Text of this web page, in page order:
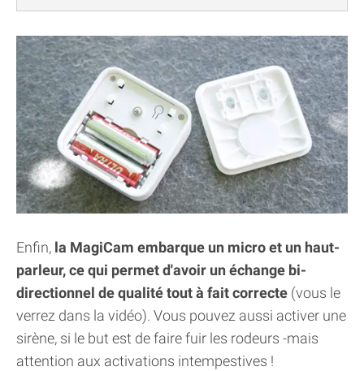
Enfin, la MagiCam embarque un micro et un haut-
parleur, ce qui permet d'avoir un échange bi-
directionnel de qualité tout à fait correcte (vous le
verrez dans la vidéo). Vous pouvez aussi activer une
sirène, si le but est de faire fuir les rodeurs -mais
attention aux activations intempestives !